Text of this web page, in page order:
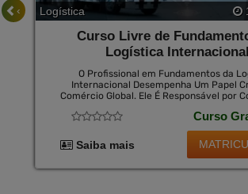
Logística
Curso Livre de
Logística Internacional
O Profissional em Fundamentos da
Internacional Desempenha Um Papel
Comércio Global. Ele É Responsável por
Eficiente de Mercadorias em Âmbito
Além Disso, Ele Lida com Questões
Regulatórias e Logísticas, Buscando
Minimizar Riscos e Melhorar a Eficiência
Curso
Saiba mais
‹